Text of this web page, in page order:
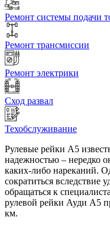
Ремонт системы подачи
Ремонт трансмиссии
Ремонт электрики
Сход развал
Техобслуживание
Рулевые рейки А5
надежностью – нередко
каких-либо нареканий.
сократиться вследствие
обращаться к
рулевой рейки Ауди А5
км.